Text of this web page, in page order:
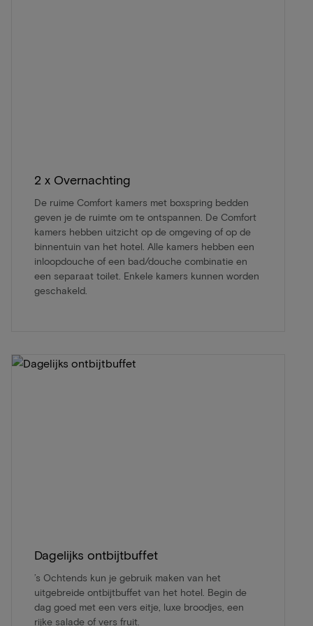
2 x Overnachting
De ruime Comfort kamers met boxspring bedden
geven je de ruimte om te ontspannen. De Comfort
kamers hebben uitzicht op de omgeving of op de
binnentuin van het hotel. Alle kamers hebben een
inloopdouche of een bad/douche combinatie en
een separaat toilet. Enkele kamers kunnen worden
geschakeld.
Dagelijks ontbijtbuffet
’s Ochtends kun je gebruik maken van het
uitgebreide ontbijtbuffet van het hotel. Begin de
dag goed met een vers eitje, luxe broodjes, een
rijke salade of vers fruit.